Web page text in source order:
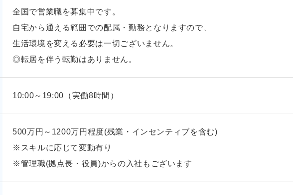
全国で営業職を募集中です。
自宅から通える範囲での配属・勤務となりますので、
生活環境を変える必要は一切ございません。
◎転居を伴う転勤はありません。
10:00～19:00（実働8時間）
500万円～1200万円程度(残業・インセンティブを含む)
※スキルに応じて変動有り
※管理職(拠点長・役員)からの入社もございます